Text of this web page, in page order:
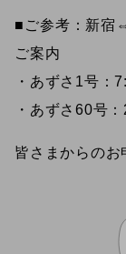
■ご参考：新宿
ご案内
・あずさ1号：
・あずさ60号
皆さまからのお